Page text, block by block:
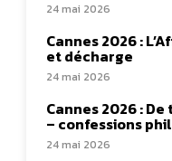
24 mai 2026
Cannes 2026 :
et décharge
24 mai 2026
Cannes 2026 :
– confessions
24 mai 2026